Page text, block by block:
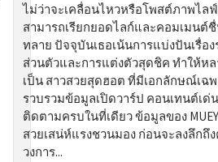
ไม่ว่าจะเคลื่อนไหวหรือโพสต์ภาพไล
สามารถเรียกยอดไลก์และคอมเมนต์
ทลาย ปัจจุบันเธอเน้นการแบ่งปันเรื่อ
ส่วนตัวและการแต่งตัวสุดชิค ทำให้ห
เป็น สาวสวยสุดฮอต ที่มีเอกลักษณ์เฉ
รวบรวมข้อมูลเปิดวาร์ป คอนเทนต์เด่
ติดตามครบในที่เดียว ข้อมูลของ MUEY
สวยเสน่ห์แรงชวนมอง ก่อนจะลงลึกถึ
วงการ...